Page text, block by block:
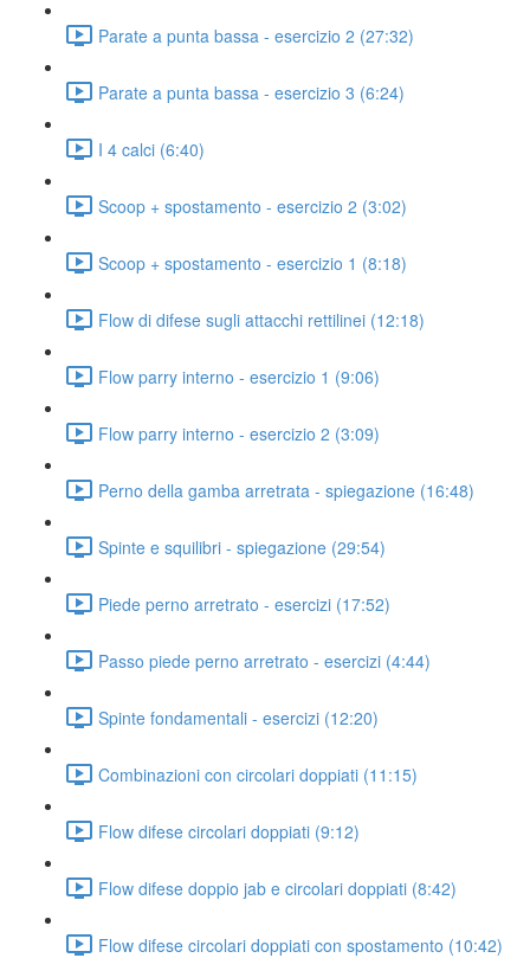
Parate a punta bassa - esercizio 2 (27:32)
Parate a punta bassa - esercizio 3 (6:24)
I 4 calci (6:40)
Scoop + spostamento - esercizio 2 (3:02)
Scoop + spostamento - esercizio 1 (8:18)
Flow di difese sugli attacchi rettilinei (12:18)
Flow parry interno - esercizio 1 (9:06)
Flow parry interno - esercizio 2 (3:09)
Perno della gamba arretrata - spiegazione (16:48)
Spinte e squilibri - spiegazione (29:54)
Piede perno arretrato - esercizi (17:52)
Passo piede perno arretrato - esercizi (4:44)
Spinte fondamentali - esercizi (12:20)
Combinazioni con circolari doppiati (11:15)
Flow difese circolari doppiati (9:12)
Flow difese doppio jab e circolari doppiati (8:42)
Flow difese circolari doppiati con spostamento (10:42)